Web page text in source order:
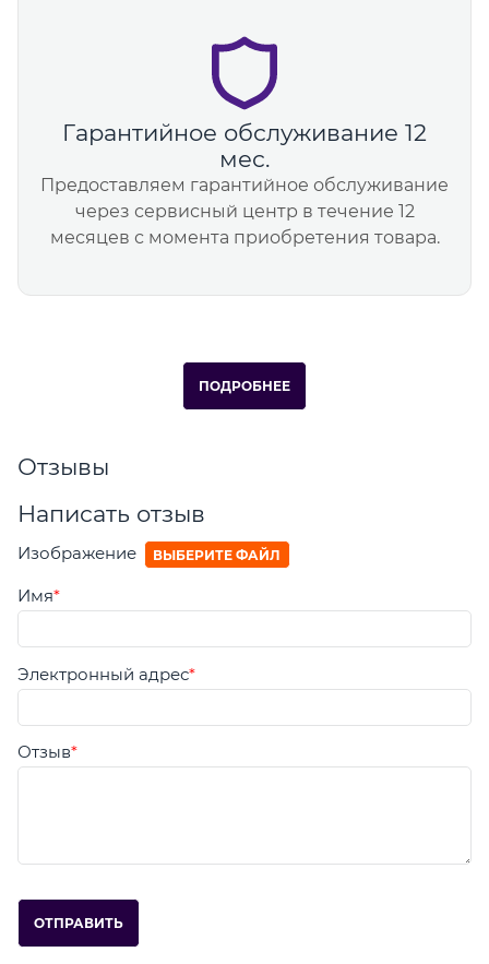
Гарантийное обслуживание 12
мес.
Предоставляем гарантийное обслуживание
через сервисный центр в течение 12
месяцев с момента приобретения товара.
ПОДРОБНЕЕ
Отзывы
Написать отзыв
Изображение ВЫБЕРИТЕ ФАЙЛ
Имя
Электронный адрес
Отзыв